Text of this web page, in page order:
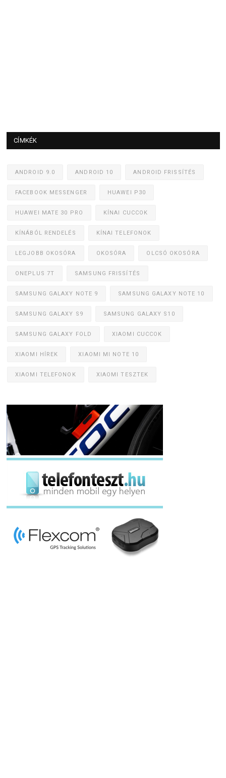
CÍMKÉK
ANDROID 9.0 ANDROID 10 ANDROID FRISSÍTÉS
FACEBOOK MESSENGER HUAWEI P30
HUAWEI MATE 30 PRO KÍNAI CUCCOK
KÍNÁBÓL RENDELÉS KÍNAI TELEFONOK
LEGJOBB OKOSÓRA OKOSÓRA OLCSÓ OKOSÓRA
ONEPLUS 7T SAMSUNG FRISSÍTÉS
SAMSUNG GALAXY NOTE 9 SAMSUNG GALAXY NOTE 10
SAMSUNG GALAXY S9 SAMSUNG GALAXY S10
SAMSUNG GALAXY FOLD XIAOMI CUCCOK
XIAOMI HÍREK XIAOMI MI NOTE 10
XIAOMI TELEFONOK XIAOMI TESZTEK